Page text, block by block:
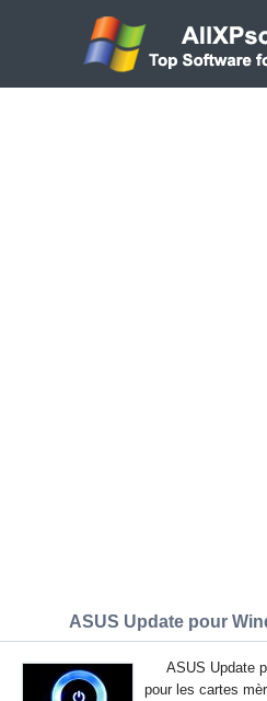
ASUS Update pour
ASUS Update
pour les cartes